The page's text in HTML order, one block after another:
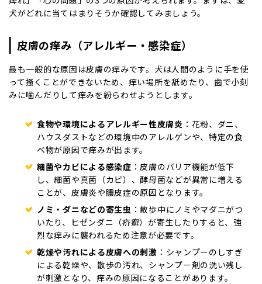
犬がどれに当てはまりそうか確認してみましょう。
皮膚の痒み（アレルギー・感染症）
最も一般的な原因は皮膚の痒みです。犬は人間のように手を使
って掻くことができないため、痒い場所を舐めたり、歯で小刻
みに噛んだりして痒みを紛らわせようとします。
食物や環境によるアレルギー性皮膚炎 ：花粉、ダニ、
ハウスダストなどの環境中のアレルゲンや、特定の食
べ物が原因で痒みが出ます。
細菌やカビによる感染症 ：皮膚のバリア機能が低下
し、細菌や真菌（カビ）、酵母菌などが異常に増える
ことが、皮膚炎や膿皮症の原因となります。
ノミ・ダニなどの寄生虫 ：散歩中にノミやマダニがつ
いたり、ヒゼンダニ（疥癬）が寄生したりすると、強
烈な痒みに襲われるため注意が必要です。
乾燥や汚れによる皮膚への刺激 ：シャンプーのしすぎ
による乾燥や、散歩の汚れ、シャンプー剤の洗い残し
が刺激となり、痒みの原因になることがあります。